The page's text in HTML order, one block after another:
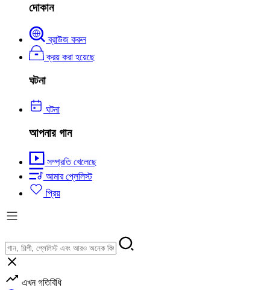
দোকান
ব্রাউজ করুন
ক্রয় করা হয়েছে
ঘটনা
ঘটনা
আপনার গান
সম্প্রতি খেলেছে
আমার প্লেলিস্ট
প্রিয়
এখন গতিবিধি